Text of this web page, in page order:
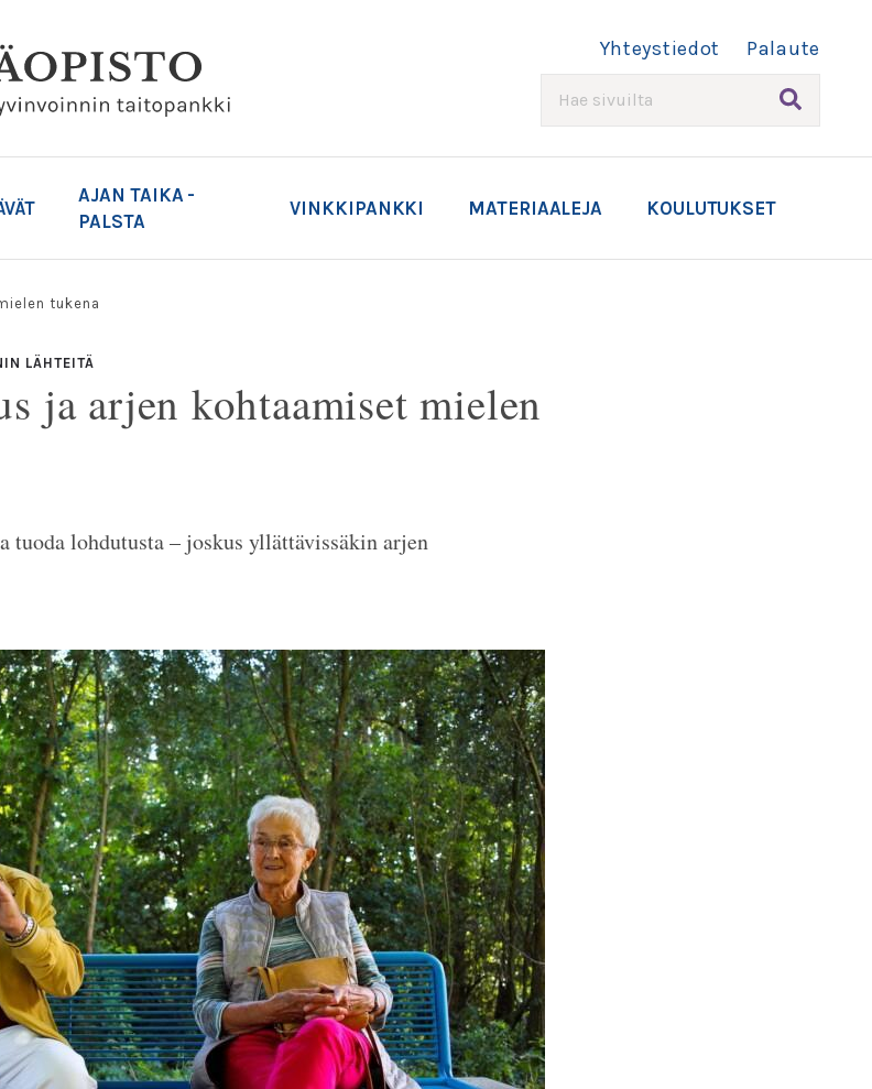
Yhteystiedot Palaute
AJAN TAIKA -
PALSTA
VINKKIPANKKI MATERIAALEJA KOULUTUKSET
tukena
LÄHTEITÄ
ja arjen kohtaamiset mielen
tuoda lohdutusta – joskus yllättävissäkin arjen